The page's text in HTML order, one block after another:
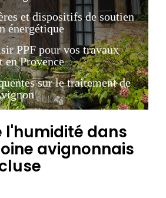
et dispositifs de soutien
énergétique
PPF pour vos travaux
en Provence
sur le traitement de
l'humidité dans
avignonnais